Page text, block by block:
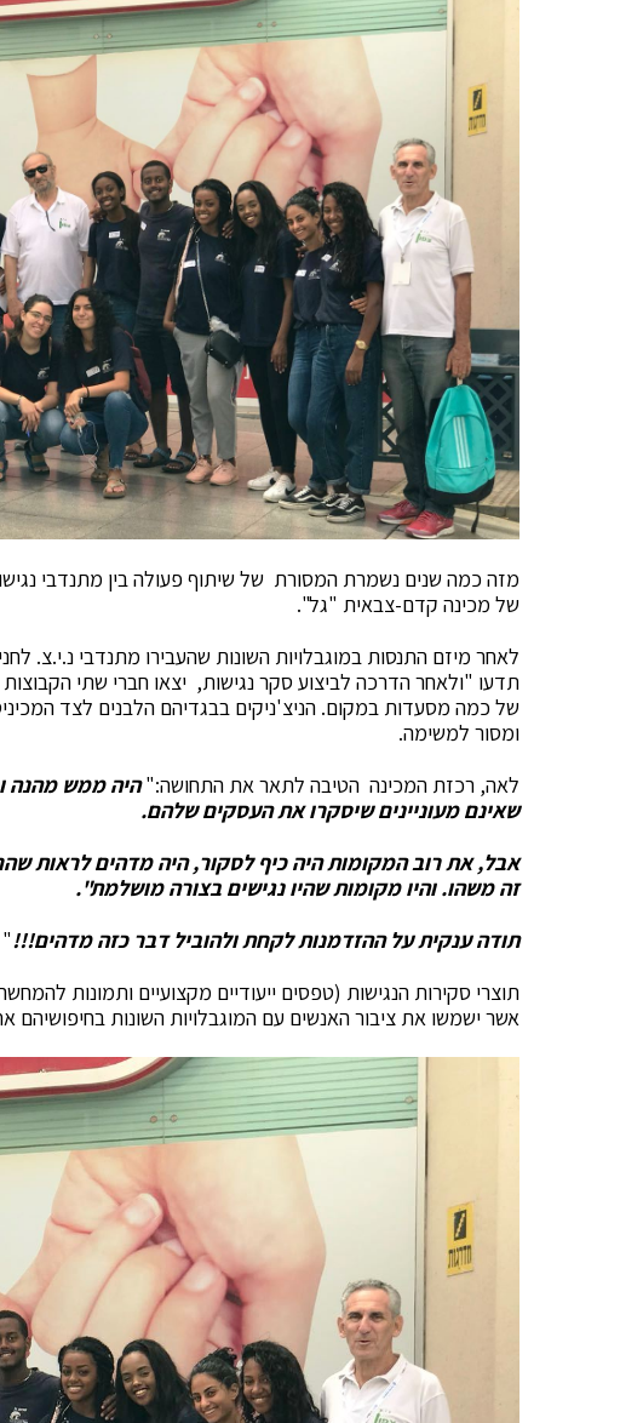
מזה כמה שנים נשמרת המסורת של שיתוף פעולה בין מתנדבי
של מכינה קדם-צבאית "גל".
לאחר מיזם התנסות במוגבלויות השונות שהעבירו מתנדבי
תדעו "ולאחר הדרכה לביצוע סקר נגישות, יצאו חברי שתי הקבוצות
של כמה מסעדות במקום. הניצ'ניקים בבגדיהם הלבנים לצד
ומסור למשימה.
לאה, רכזת המכינה הטיבה לתאר את התחושה:"היה ממש מהנה
שאינם מעוניינים שיסקרו את העסקים שלהם.
אבל, את רוב המקומות היה כיף לסקור, היה מדהים לראות
זה משהו. והיו מקומות שהיו נגישים בצורה מושלמת"
.
תודה ענקית על ההזדמנות לקחת ולהוביל דבר כזה מדהים!!!
"
תוצרי סקירות הנגישות (טפסים ייעודיים מקצועיים ותמונות
אשר ישמשו את ציבור האנשים עם המוגבלויות השונות בחיפושיהם